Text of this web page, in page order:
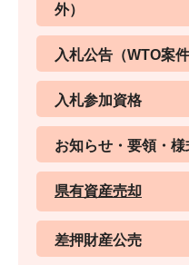
外）
入札公告（WTO案
入札参加資格
お知らせ・要領・様
県有資産売却
差押財産公売